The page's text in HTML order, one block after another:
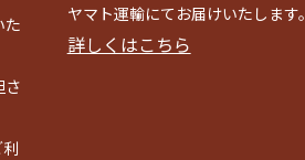
た
さ
ヤマト運輸にてお届けいたします。
詳しくはこちら